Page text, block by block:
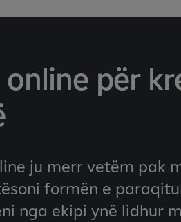
online për
ju merr vetëm pak
formën e
nga ekipi ynë lidhur